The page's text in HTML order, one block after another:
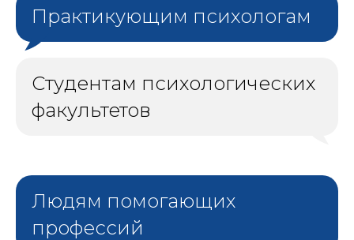
Практикующим психологам
Студентам психологических
факультетов
Людям помогающих
профессий